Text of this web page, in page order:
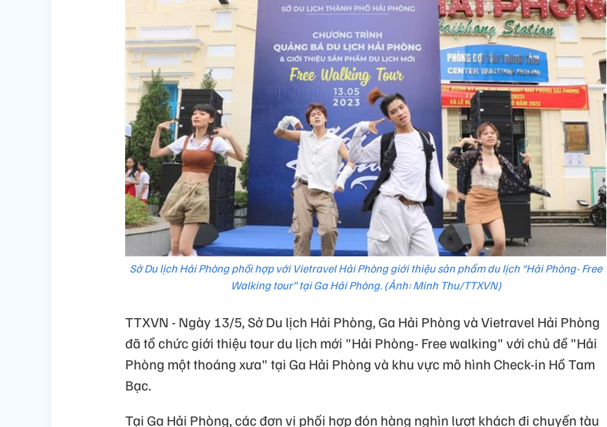
Sở Du lịch Hải Phòng phối hợp với Vietravel Hải Phòng giới thiệu sản phẩm du lịch “Hải Phòng- Free
Walking tour” tại Ga Hải Phòng. (Ảnh: Minh Thu/TTXVN)
TTXVN - Ngày 13/5, Sở Du lịch Hải Phòng, Ga Hải Phòng và Vietravel Hải Phòng
đã tổ chức giới thiệu tour du lịch mới "Hải Phòng- Free walking" với chủ đề "Hải
Phòng một thoáng xưa" tại Ga Hải Phòng và khu vực mô hình Check-in Hồ Tam
Bạc.
Tại Ga Hải Phòng, các đơn vị phối hợp đón hàng nghìn lượt khách đi chuyến tàu